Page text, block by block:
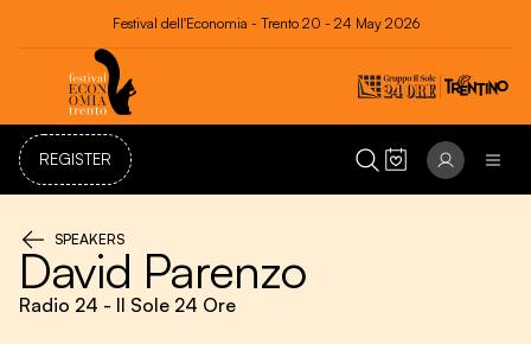
Festival dell'Economia - Trento 20 - 24 May 2026
REGISTER
SPEAKERS
David Parenzo
Radio 24 - Il Sole 24 Ore